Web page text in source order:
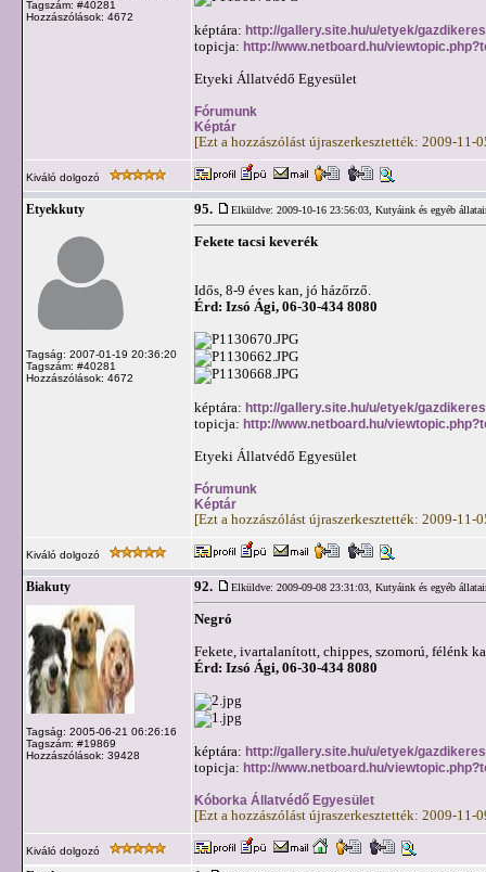
Tagszám: #40281
Hozzászólások: 4672
képtára: http://gallery.site.hu/u/etyek/
topicja: http://www.netboard.hu/
Etyeki Állatvédő Egyesület
Fórumunk
Képtár
[Ezt a hozzászólást újraszerkesztették: 2009-11-
Kiváló dolgozó
Etyekkuty
Tagság: 2007-01-19 20:36:20
Tagszám: #40281
Hozzászólások: 4672
95. Elküldve: 2009-10-16 23:56:03, Kutyáink és egyéb
Fekete tacsi keverék
Idős, 8-9 éves kan, jó házőrző.
Érd: Izsó Ági, 06-30-434 8080
képtára: http://gallery.site.hu/u/etyek/
topicja: http://www.netboard.hu/
Etyeki Állatvédő Egyesület
Fórumunk
Képtár
[Ezt a hozzászólást újraszerkesztették: 2009-11-
Kiváló dolgozó
Biakuty
Tagság: 2005-06-21 06:26:16
Tagszám: #19869
Hozzászólások: 39428
92. Elküldve: 2009-09-08 23:31:03, Kutyáink és egyéb
Negró
Fekete, ivartalanított, chippes, szomorú, félénk
Érd: Izsó Ági, 06-30-434 8080
képtára: http://gallery.site.hu/u/etyek/
topicja: http://www.netboard.hu/
Kóborka Állatvédő Egyesület
[Ezt a hozzászólást újraszerkesztették: 2009-11-
Kiváló dolgozó